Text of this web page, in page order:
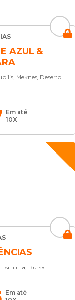
AZUL &
Meknes, Deserto
Em até
10X
Bursa
Em até